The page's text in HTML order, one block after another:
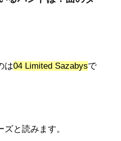
は04 Limited Sazabysで
と読みます。